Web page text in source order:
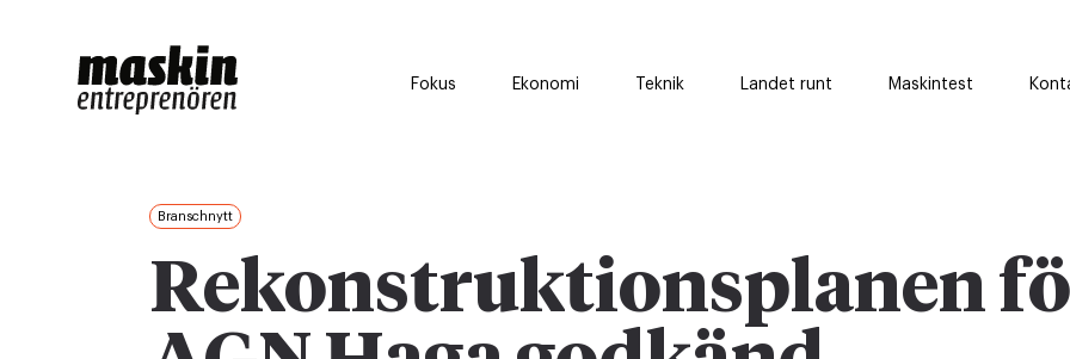
Fokus Ekonomi Teknik Landet runt Maskintest
Branschnytt
Rekonstruktionsplanen